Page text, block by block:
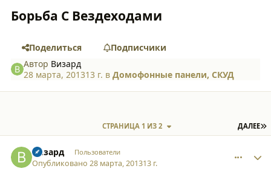
Борьба С Вездеходами
Поделиться
Подписчики
Автор Визард
28 марта, 201313 г. вДомофонные панели, СКУД
ДАЛЕЕ
СТРАНИЦА 1 ИЗ 2
Визард Пользователи
Опубликовано28 марта, 201313 г.